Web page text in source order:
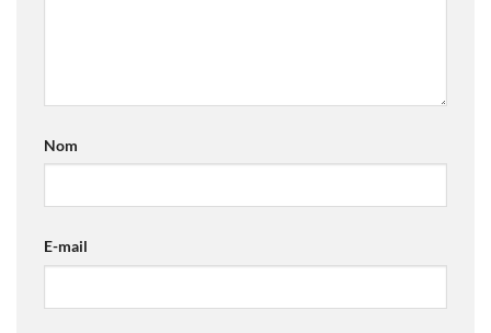
Nom
E-mail